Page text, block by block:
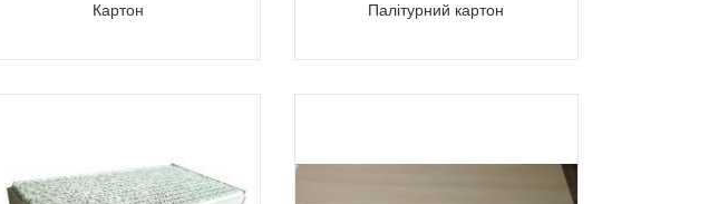
Картон Палітурний картон